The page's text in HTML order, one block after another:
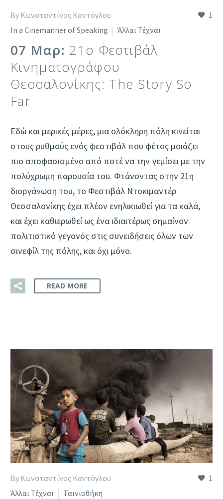
1
By Κωνσταντίνος Καντόγλου
In a Cinemanner of Speaking
Άλλαι Τέχναι
07 Μαρ: 21ο Φεστιβάλ
Κινηματογράφου
Θεσσαλονίκης: The Story So
Far
Εδώ και μερικές μέρες, μια ολόκληρη πόλη κινείται
στους ρυθμούς ενός φεστιβάλ που φέτος μοιάζει
πιο αποφασισμένο από ποτέ να την γεμίσει με την
πολύχρωμη παρουσία του. Φτάνοντας στην 21η
διοργάνωση του, το Φεστιβάλ Ντοκιμαντέρ
Θεσσαλονίκης έχει πλέον ενηλικιωθεί για τα καλά,
και έχει καθιερωθεί ως ένα ιδιαιτέρως σημαίνον
πολιτιστικό γεγονός στις συνειδήσεις όλων των
σινεφίλ της πόλης, και όχι μόνο.
READ MORE
1
By Κωνσταντίνος Καντόγλου
Άλλαι Τέχναι
Ταινιοθήκη